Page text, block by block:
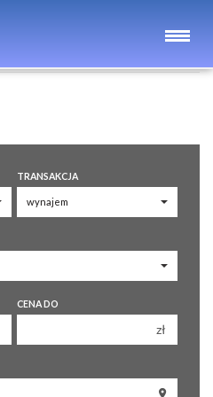
TRANSAKCJA
CENA DO
zł
200 000 zł